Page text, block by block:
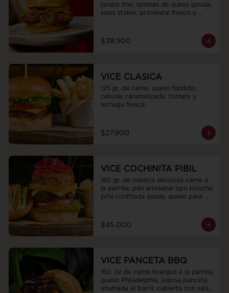
jarabe thai, láminas de queso gouda,
salsa staker, provenzal fresco y
$38.900
VICE CLASICA
125 gr. de carne, queso fundido,
cebolla caramelizada, tomate y
lechuga fresca.
$27.900
VICE COCHINITA PIBIL
150 gr. de nuestra deliciosa carne a
la parrilla, pan artesanal tipo brioche,
piña confitada asada, queso para
luchuga fresca con toping de
cebollas encurtidas y terminada con
$45.000
VICE PANCETA BBQ
150. Gr de carne brangus a la parrilla,
queso Philadelphia, jugosa panceta
ahumada al barril, cubierta con salsa